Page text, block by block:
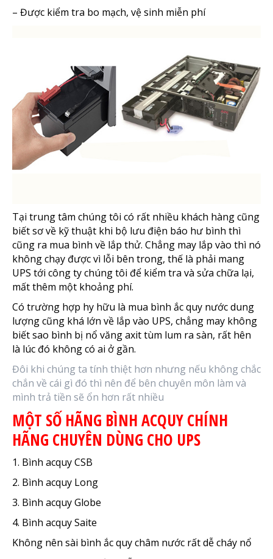
– Được kiểm tra bo mạch, vệ sinh miễn phí
Tại trung tâm chúng tôi có rất nhiều khách hàng cũng
biết sơ về kỹ thuật khi bộ lưu điện báo hư bình thì
cũng ra mua bình về lắp thử. Chẳng may lắp vào thì nó
không chạy được vì lỗi bên trong, thế là phải mang
UPS tới công ty chúng tôi để kiểm tra và sửa chữa lại,
mất thêm một khoảng phí.
Có trường hợp hy hữu là mua bình ắc quy nước dung
lượng cũng khá lớn về lắp vào UPS, chẳng may không
biết sao bình bị nổ văng axit tùm lum ra sàn, rất hên
là lúc đó không có ai ở gần.
Đôi khi chúng ta tính thiệt hơn nhưng nếu không chắc
chắn về cái gì đó thì nên để bên chuyên môn làm và
mình trả tiền sẽ ổn hơn rất nhiều
MỘT SỐ HÃNG BÌNH ACQUY CHÍNH
HÃNG CHUYÊN DÙNG CHO UPS
1. Bình acquy CSB
2. Bình acquy Long
3. Bình acquy Globe
4. Bình acquy Saite
Không nên sài bình ắc quy châm nước rất dễ cháy nổ